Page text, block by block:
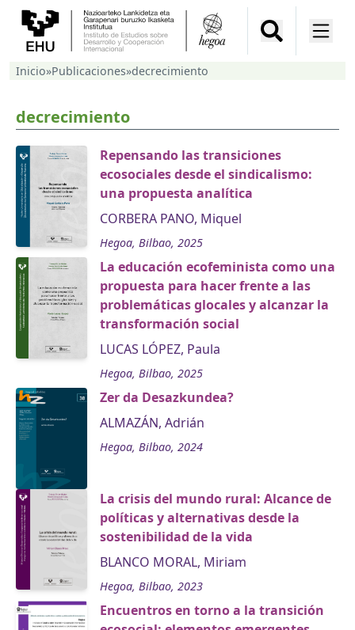
Inicio»Publicaciones»decrecimiento
decrecimiento
Repensando las transiciones
ecosociales desde el sindicalismo:
una propuesta analítica
CORBERA PANO, Miquel
Hegoa, Bilbao, 2025
La educación ecofeminista como una
propuesta para hacer frente a las
problemáticas glocales y alcanzar la
transformación social
LUCAS LÓPEZ, Paula
Hegoa, Bilbao, 2025
Zer da Desazkundea?
ALMAZÁN, Adrián
Hegoa, Bilbao, 2024
La crisis del mundo rural: Alcance de
políticas y alternativas desde la
sostenibilidad de la vida
BLANCO MORAL, Miriam
Hegoa, Bilbao, 2023
Encuentros en torno a la transición